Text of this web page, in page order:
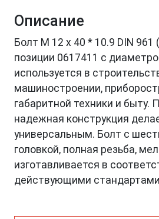
Описание
Болт М 12 х 40 * 10.9 DIN 961
позиции 0617411 с
используется в
машиностроении,
габаритной техники и быту.
надежная конструкция
универсальным. Болт с
головкой, полная резьба,
изготавливается в
действующими стандартами